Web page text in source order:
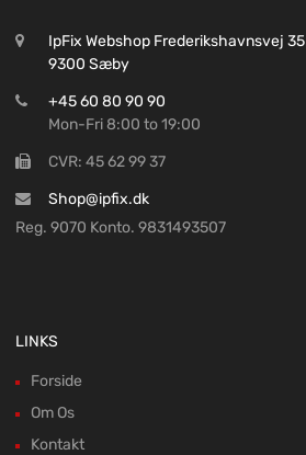
IpFix Webshop Frederikshavnsvej 35
9300 Sæby
+45 60 80 90 90
Mon-Fri 8:00 to 19:00
CVR: 45 62 99 37
Shop@ipfix.dk
Reg. 9070 Konto. 9831493507
LINKS
Forside
Om Os
Kontakt